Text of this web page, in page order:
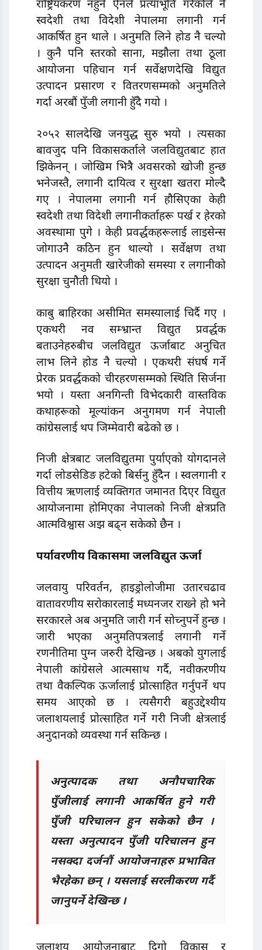
राष्ट्रियकरण नहुने ऐनले प्रत्याभूति गरेकोले नै
स्वदेशी तथा विदेशी नेपालमा लगानी गर्न
आकर्षित हुन थाले । अनुमति लिने होड नै चल्यो
। कुनै पनि स्तरको साना, मझौला तथा ठूला
आयोजना पहिचान गर्न सर्वेक्षणदेखि विद्युत
उत्पादन प्रसारण र वितरणसम्मको अनुमतिले
गर्दा अरबौं पुँजी लगानी हुँदै गयो ।
२०५२ सालदेखि जनयुद्ध सुरु भयो । त्यसका
बावजुद पनि विकासकर्ताले जलविद्युतबाट हात
झिकेनन् । जोखिम भित्रै अवसरको खोजी हुन्छ
भनेजस्तै, लगानी दायित्व र सुरक्षा खतरा मोल्दै
गए । नेपालमा लगानी गर्न हौसिएका केही
स्वदेशी तथा विदेशी लगानीकर्ताहरू पर्ख र हेरको
अवस्थामा पुगे । केही प्रवर्द्धकहरूलाई लाइसेन्स
जोगाउनै कठिन हुन थाल्यो । सर्वेक्षण तथा
उत्पादन अनुमती खारेजीको समस्या र लगानीको
सुरक्षा चुनौती थियो ।
काबु बाहिरका असीमित समस्यालाई चिर्दै गए ।
एकथरी नव सम्भ्रान्त विद्युत प्रवर्द्धक
बताउनेहरुबीच जलविद्युत ऊर्जाबाट अनुचित
लाभ लिने होड नै चल्यो । एकथरी संघर्ष गर्ने
प्रेरक प्रवर्द्धककाे चीरहरणसम्मको स्थिति सिर्जना
भयो । यस्ता अनगिन्ती विभेदकारी वास्तविक
कथाहरूको मूल्यांकन अनुगमण गर्न नेपाली
कांग्रेसलाई थप जिम्मेवारी बढेको छ ।
निजी क्षेत्रबाट जलविद्युतमा पुर्याएको योगदानले
गर्दा लोडसेडिङ हटेको बिर्सनु हुँदैन । स्वलगानी र
वित्तीय ऋणलाई व्यक्तिगत जमानत दिएर विद्युत
आयोजनामा होमिएका नेपालको निजी क्षेत्रप्रति
आत्मविश्वास अझ बढ्न सकेको छैन ।
पर्यावरणीय विकासमा जलविद्युत ऊर्जा
जलवायु परिवर्तन, हाइड्रोलोजीमा उतारचढाव
वातावरणीय सरोकारलाई मध्यनजर राख्ने हो भने
सरकारले अब अनुमति जारी गर्न सोच्नुपर्ने हुन्छ ।
जारी भएका अनुमतिपत्रलाई लगानी गर्ने
रणनीतिमा पुग्न जरुरी देखिन्छ । अबको युगलाई
नेपाली कांग्रेसले आत्मसाथ गर्दै, नवीकरणीय
तथा वैकल्पिक ऊर्जालाई प्रोत्साहित गर्नुपर्ने थप
समय आएको छ । त्यसैगरी बहुउद्देश्यीय
जलाशयलाई प्रोत्साहित गर्ने गरी निजी क्षेत्रलाई
अनुदानको व्यवस्था गर्न सकिन्छ ।
अनुत्पादक तथा अनौपचारिक
पुँजीलाई लगानी आकर्षित हुने गरी
पुँजी परिचालन हुन सकेको छैन ।
यस्ता अनुत्पादन पुँजी परिचालन हुन
नसक्दा दर्जनौं आयोजनाहरु प्रभावित
भैरहेका छन् । यसलाई सरलीकरण गर्दै
जानुपर्ने देखिन्छ ।